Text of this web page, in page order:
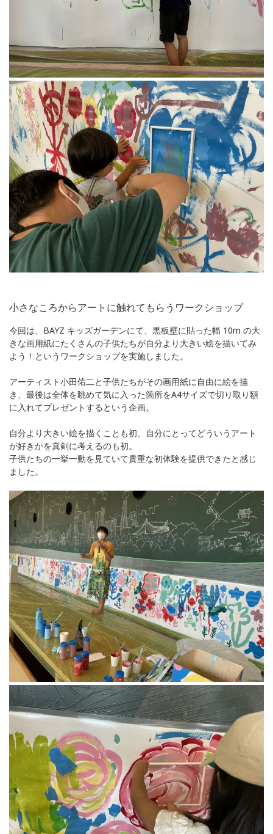
小さなころからアートに触れてもらうワークショップ
今回は、BAYZ キッズガーデンにて、黒板壁に貼った幅 10m の大
きな画用紙にたくさんの子供たちが自分より大きい絵を描いてみ
よう！というワークショップを実施しました。
アーティスト小田佑二と子供たちがその画用紙に自由に絵を描
き、最後は全体を眺めて気に入った箇所をA4サイズで切り取り額
に入れてプレゼントするという企画。
自分より大きい絵を描くことも初、自分にとってどういうアート
が好きかを真剣に考えるのも初。
子供たちの一挙一動を見ていて貴重な初体験を提供できたと感じ
ました。